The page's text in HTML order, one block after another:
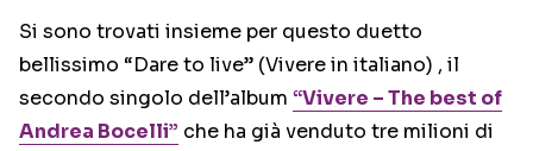
Si sono trovati insieme per questo duetto
bellissimo “Dare to live” (Vivere in italiano) , il
secondo singolo dell’album “Vivere – The best of
Andrea Bocelli” che ha già venduto tre milioni di